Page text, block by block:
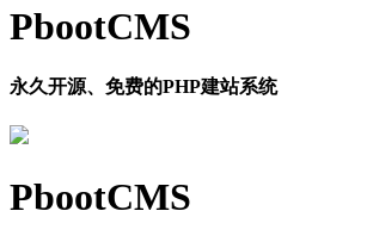
PbootCMS
永久开源、免费的PHP建站系统
PbootCMS